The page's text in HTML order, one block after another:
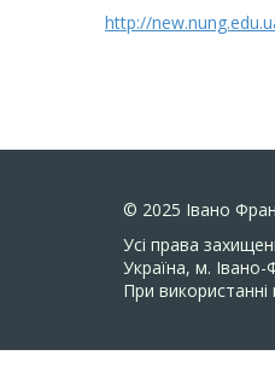
http://
© 2025 Івано
Усi права
Україна, м. Івано-
При використанні